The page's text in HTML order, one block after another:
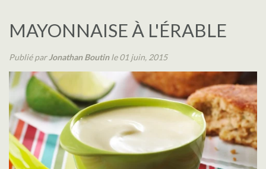
MAYONNAISE À L'ÉRABLE
Publié parJonathan Boutinle 01 juin, 2015